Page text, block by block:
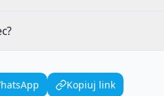
Kopiuj link